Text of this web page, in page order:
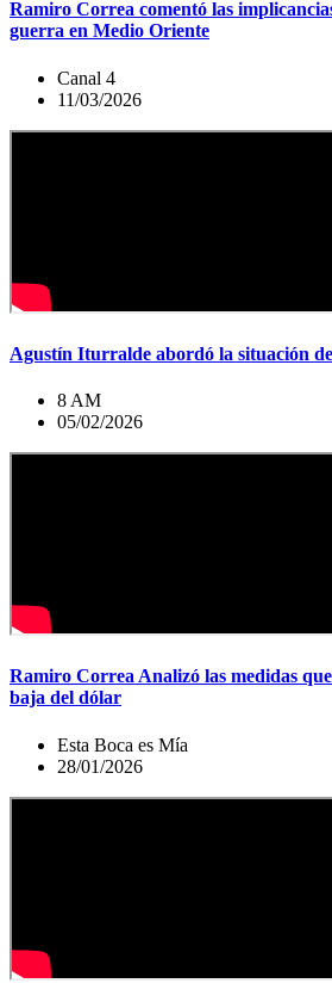
Ramiro Correa comentó las
guerra en Medio Oriente
Canal 4
11/03/2026
Agustín Iturralde abordó la situación
8 AM
05/02/2026
Ramiro Correa Analizó las medidas
baja del dólar
Esta Boca es Mía
28/01/2026